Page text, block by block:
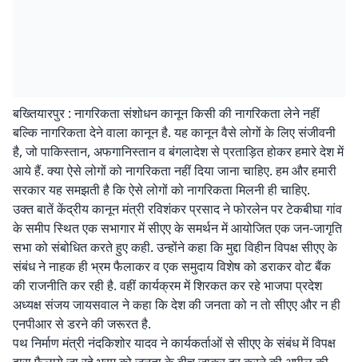
बख्तियारपुर : नागरिकता संशोधन कानून किसी की नागरिकता लेने नहीं
बल्कि नागरिकता देने वाला कानून है. यह कानून वैसे लोगों के लिए संजीवनी
है, जो पाकिस्तान, अफगानिस्तान व बंगलादेश से प्रताड़ित होकर हमारे देश में
आये हैं. क्या ऐसे लोगों को नागरिकता नहीं दिया जाना चाहिए. हम और हमारी
सरकार यह समझती है कि ऐसे लोगों को नागरिकता मिलनी ही चाहिए.
उक्त बातें केंद्रीय कानून मंत्री रविशंकर प्रसाद ने फोरलेन पर टेकबीघा गांव
के समीप स्थित एक सभागार में सीएए के समर्थन में आयोजित एक जन-जागृति
सभा को संबोधित करते हुए कही. उन्होंने कहा कि मुद्दा विहीन विपक्ष सीएए के
संबंध ने नाहक ही भ्रम फैलाकर व एक समुदाय विशेष को डराकर वोट बैंक
की राजनीति कर रही है. वहीं कार्यक्रम में शिरकत कर रहे भाजपा प्रदेश
अध्यक्ष संजय जायसवाल ने कहा कि देश की जनता को न तो सीएए और न ही
एनपीआर से डरने की जरूरत है.
पथ निर्माण मंत्री नंदकिशोर यादव ने कार्यकर्ताओं से सीएए के संबंध में विपक्ष